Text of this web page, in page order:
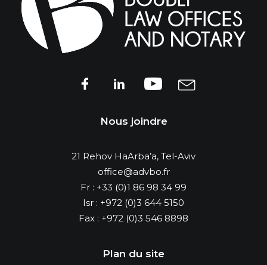
Nous joindre
21 Rehov HaArba’a, Tel-Aviv
office@advbo.fr
Fr : +33 (0)1 86 98 34 99
Isr : +972 (0)3 644 5150
Fax : +972 (0)3 546 8898
Plan du site